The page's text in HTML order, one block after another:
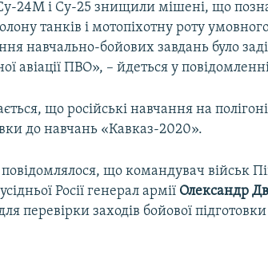
24М і Су-25 знищили мішені, що
танків і мотопіхотну роту
навчально-бойових завдань було
авіації ПВО», – йдеться у
що російські навчання на
до навчань «Кавказ-2020».
що командувач військ
Росії генерал армії Олександр
перевірки заходів бойової